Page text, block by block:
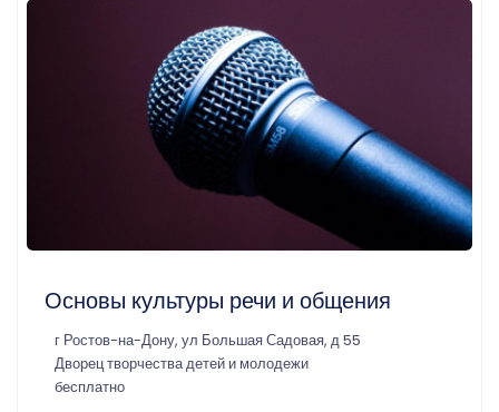
Основы культуры речи и общения
г Ростов-на-Дону, ул Большая Садовая, д 55
Дворец творчества детей и молодежи
бесплатно